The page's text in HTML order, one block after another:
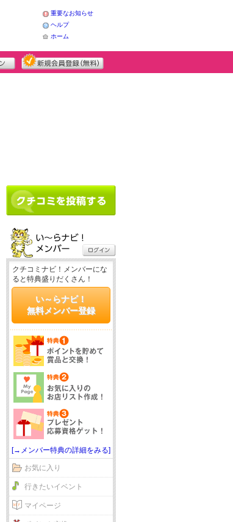
重要なお知らせ
ヘルプ
ホーム
クチコミナビ！メンバーにな
ると特典盛りだくさん！
い～らナビ！
無料メンバー登録
[→メンバー特典の詳細をみる]
お気に入り
行きたいイベント
マイページ